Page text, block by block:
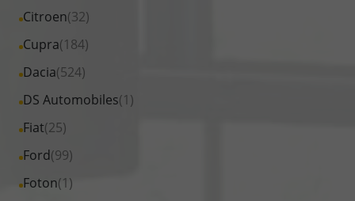
Audi
anzeigen
Fahrzeuge
BYD
anzeigen
Citroen(32)
Alle
Fahrzeuge
Citroen
anzeigen
Cupra(184)
Alle
Fahrzeuge
Cupra
anzeigen
Dacia(524)
Alle
Fahrzeuge
Dacia
anzeigen
DS Automobiles(1)
Alle
Fahrzeuge
DS
Automobiles
Fiat(25)
Alle
Fahrzeuge
Fiat
Ford(99)
Alle
Fahrzeuge
Foton(1)
Alle